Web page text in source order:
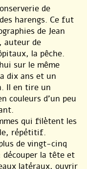
de
harengs. Ce fut
de Jean
auteur de
la pêche.
sur le même
dix ans et un
Il en tire un
couleurs d’un peu
qui filètent les
répétitif.
de vingt-cinq
découper la tête et
latéraux, ouvrir